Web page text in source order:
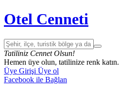
Otel Cenneti
Tatiliniz Cennet Olsun!
Hemen üye olun, tatilinize renk katın.
Üye Girişi Üye ol
Facebook ile Bağlan